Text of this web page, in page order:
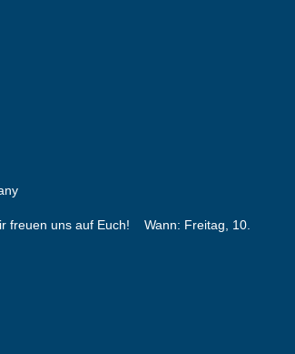
freuen uns auf Euch! Wann: Freitag, 10.